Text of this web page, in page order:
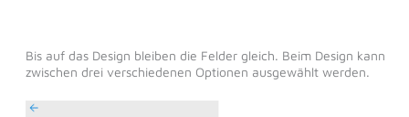
Bis auf das Design bleiben die Felder gleich. Beim Design kann
zwischen drei verschiedenen Optionen ausgewählt werden.